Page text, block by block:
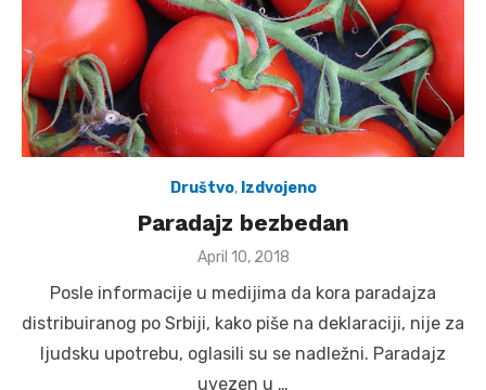
Društvo, Izdvojeno
Paradajz bezbedan
Posted
April 10, 2018
Posle informacije u medijima da kora paradajza
distribuiranog po Srbiji, kako piše na deklaraciji, nije za
ljudsku upotrebu, oglasili su se nadležni. Paradajz
uvezen u …